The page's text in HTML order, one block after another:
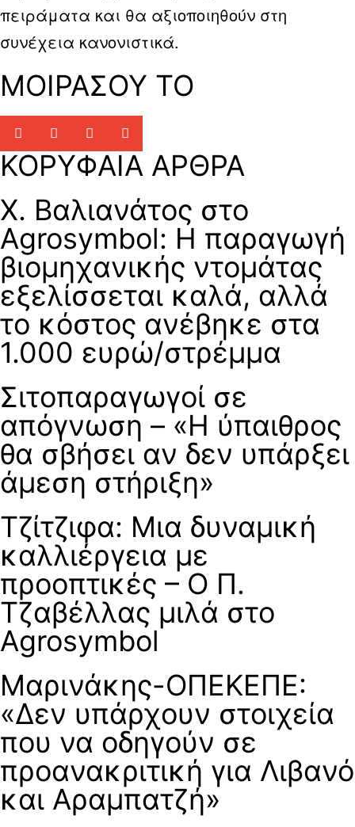
πειράματα και θα αξιοποιηθούν στη
συνέχεια κανονιστικά.
ΜΟΙΡΑΣΟΥ ΤΟ
ΚΟΡΥΦΑΙΑ ΑΡΘΡΑ
Χ. Βαλιανάτος στο
Agrosymbol: Η παραγωγή
βιομηχανικής ντομάτας
εξελίσσεται καλά, αλλά
το κόστος ανέβηκε στα
1.000 ευρώ/στρέμμα
Σιτοπαραγωγοί σε
απόγνωση – «Η ύπαιθρος
θα σβήσει αν δεν υπάρξει
άμεση στήριξη»
Τζίτζιφα: Μια δυναμική
καλλιέργεια με
προοπτικές – Ο Π.
Τζαβέλλας μιλά στο
Agrosymbol
Μαρινάκης-ΟΠΕΚΕΠΕ:
«Δεν υπάρχουν στοιχεία
που να οδηγούν σε
προανακριτική για Λιβανό
και Αραμπατζή»